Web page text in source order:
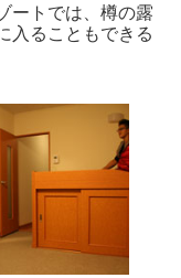
ートでは、樽の露
入ることもできる